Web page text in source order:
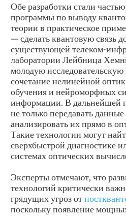
Обе разработки стали
программы по выводу
теории в практическое
— сделать квантовую связь
существующей телеком-
лаборатории Лейбница
молодую
сочетание нелинейной
обучения и нейроморфных
информации. В дальнейшей
не только передавать
анализировать их прямо в
Такие технологии могут
сверхбыстрой диагностике
системах оптических
Эксперты отмечают, что
технологий критически
грядущих угроз от
поскольку появление